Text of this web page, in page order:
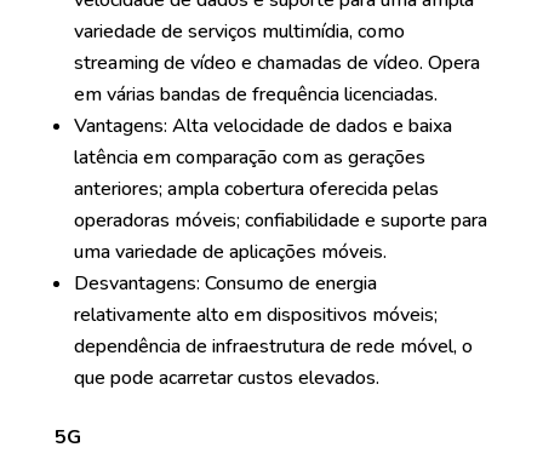
variedade de serviços multimídia, como
streaming de vídeo e chamadas de vídeo. Opera
em várias bandas de frequência licenciadas.
Vantagens: Alta velocidade de dados e baixa
latência em comparação com as gerações
anteriores; ampla cobertura oferecida pelas
operadoras móveis; confiabilidade e suporte para
uma variedade de aplicações móveis.
Desvantagens: Consumo de energia
relativamente alto em dispositivos móveis;
dependência de infraestrutura de rede móvel, o
que pode acarretar custos elevados.
5G